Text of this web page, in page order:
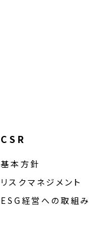
CSR
基本方針
リスクマネジメント
ESG経営への取組み